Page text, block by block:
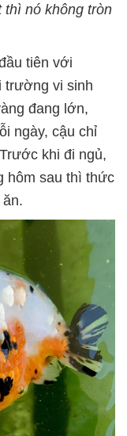
thì nó không tròn
tiên với
trường vi sinh
đang lớn,
ngày, cậu chỉ
khi đi ngủ,
hôm sau thì thức